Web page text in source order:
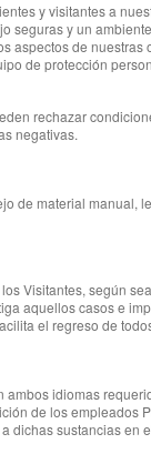
y visitantes a
seguras y un
aspectos de nuestras
de protección
rechazar
negativas.
de material manual,
Visitantes, según
aquellos casos e
el regreso de
idiomas
de los empleados
dichas sustancias en